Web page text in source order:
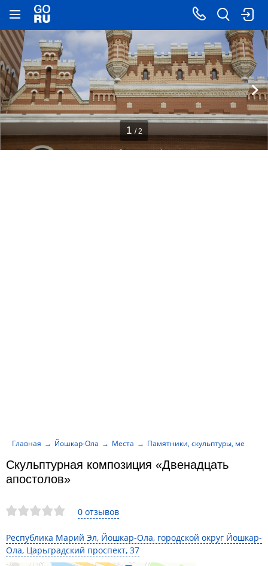
0 отзывов
Республика Марий Эл, Йошкар-Ола, городской округ Йошкар-
Ола, Царьградский проспект, 37
Скульптурная композиция «Двенадцать
апостолов»
Главная Йошкар-Ола Места Памятники, скульптуры,
1 / 2